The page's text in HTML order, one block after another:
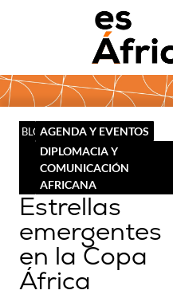
BLOGAGENDA Y EVENTOS
DIPLOMACIA Y
COMUNICACIÓN
AFRICANA
Estrellas
emergentes
en la Copa
África